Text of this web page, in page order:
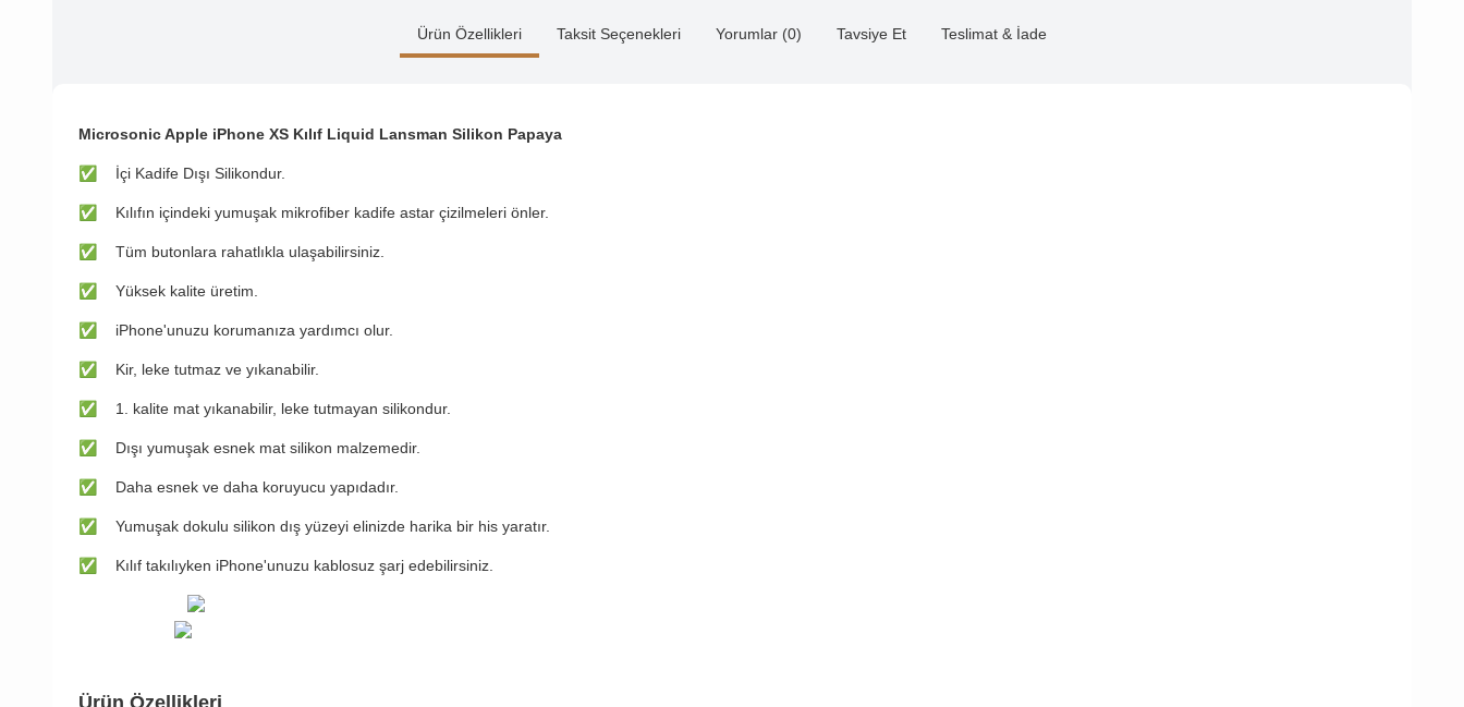
Ürün Özellikleri Taksit Seçenekleri Yorumlar (0) Tavsiye Et Teslimat & İade
Microsonic Apple iPhone XS Kılıf Liquid Lansman Silikon Papaya
✅ İçi Kadife Dışı Silikondur.
✅ Kılıfın içindeki yumuşak mikrofiber kadife astar çizilmeleri önler.
✅ Tüm butonlara rahatlıkla ulaşabilirsiniz.
✅ Yüksek kalite üretim.
✅ iPhone'unuzu korumanıza yardımcı olur.
✅ Kir, leke tutmaz ve yıkanabilir.
✅ 1. kalite mat yıkanabilir, leke tutmayan silikondur.
✅ Dışı yumuşak esnek mat silikon malzemedir.
✅ Daha esnek ve daha koruyucu yapıdadır.
✅ Yumuşak dokulu silikon dış yüzeyi elinizde harika bir his yaratır.
✅ Kılıf takılıyken iPhone'unuzu kablosuz şarj edebilirsiniz.